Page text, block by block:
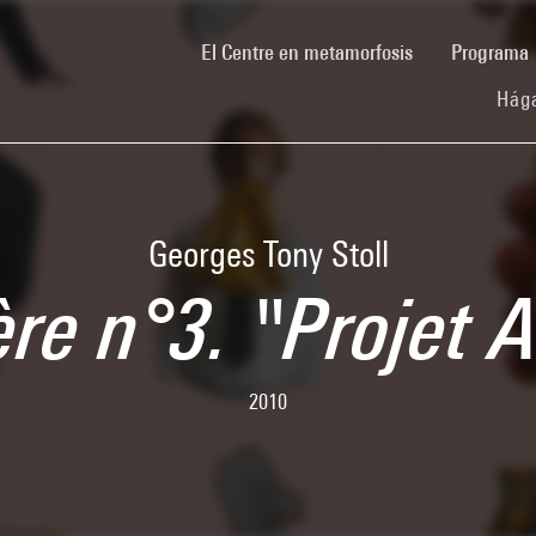
El Centre en metamorfosis(current)Programa
Georges Tony Stoll
n°3. "Projet
2010